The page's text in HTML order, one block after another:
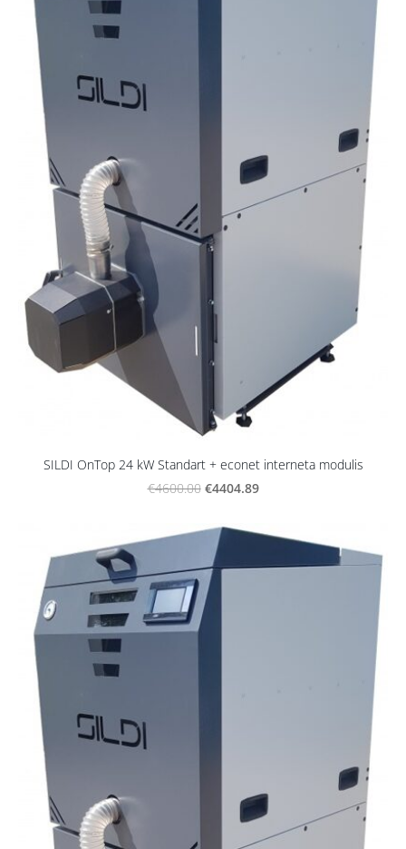
SILDI OnTop 24 kW Standart + econet interneta modulis
€4600.00 €4404.89